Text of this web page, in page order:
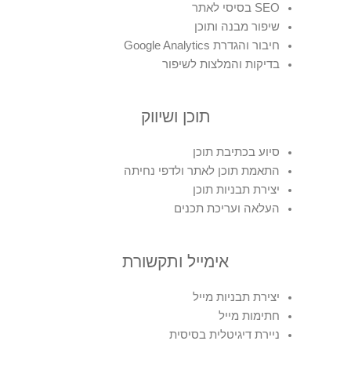
SEO בסיסי לאתר
שיפור מבנה ותוכן
חיבור והגדרת Google Analytics
בדיקות והמלצות לשיפור
תוכן ושיווק
סיוע בכתיבת תוכן
התאמת תוכן לאתר ולדפי נחיתה
יצירת תבניות תוכן
העלאה ועריכת תכנים
אימייל ותקשורת
יצירת תבניות מייל
חתימות מייל
ניירת דיגיטלית בסיסית